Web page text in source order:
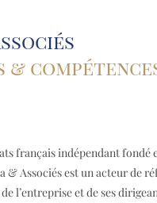
&
français indépendant fondé
& Associés est un acteur de
l’entreprise et de ses